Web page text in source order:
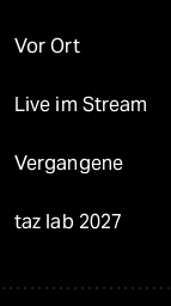
Vor Ort
Live im Stream
Vergangene
taz lab 2027